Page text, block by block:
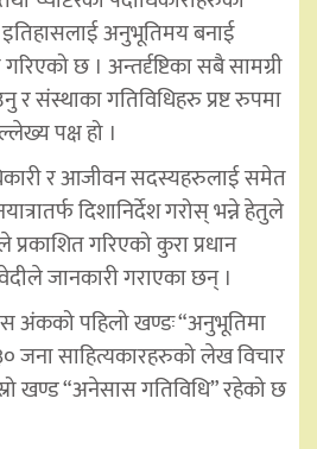
अनुभूतिमय बनाई
छ । अन्तर्दृष्टिका सबै सामग्री
र संस्थाका गतिविधिहरु प्रष्ट रुपमा
पक्ष हो ।
र आजीवन सदस्यहरुलाई समेत
दिशानिर्देश गरोस् भन्ने हेतुले
गरिएको कुरा प्रधान
जानकारी गराएका छन् ।
अंकको पहिलो खण्डः “अनुभूतिमा
जना साहित्यकारहरुको लेख विचार
खण्ड “अनेसास गतिविधि” रहेको छ